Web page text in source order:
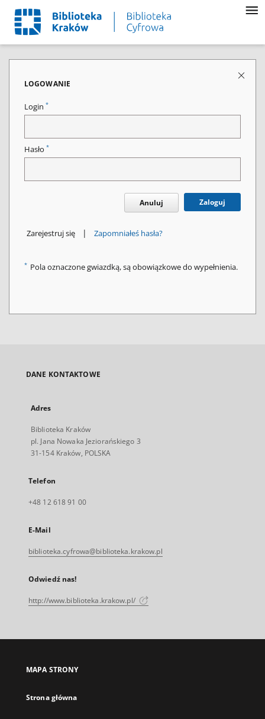
LOGOWANIE
Login *
Hasło *
Anuluj Zaloguj
Zarejestruj się | Zapomniałeś hasła?
* Pola oznaczone gwiazdką, są obowiązkowe do wypełnienia.
DANE KONTAKTOWE
Adres
Biblioteka Kraków
pl. Jana Nowaka Jeziorańskiego 3
31-154 Kraków, POLSKA
Telefon
+48 12 618 91 00
E-Mail
biblioteka.cyfrowa@biblioteka.krakow.pl
Odwiedź nas!
http://www.biblioteka.krakow.pl/
MAPA STRONY
Strona główna